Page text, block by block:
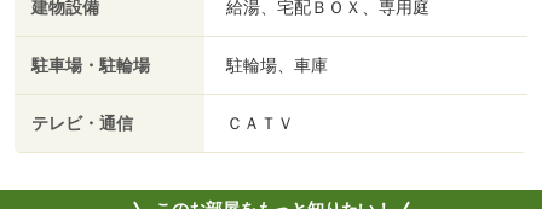
建物設備 給湯、宅配ＢＯＸ、専用庭
駐車場・駐輪場 駐輪場、車庫
テレビ・通信 ＣＡＴＶ